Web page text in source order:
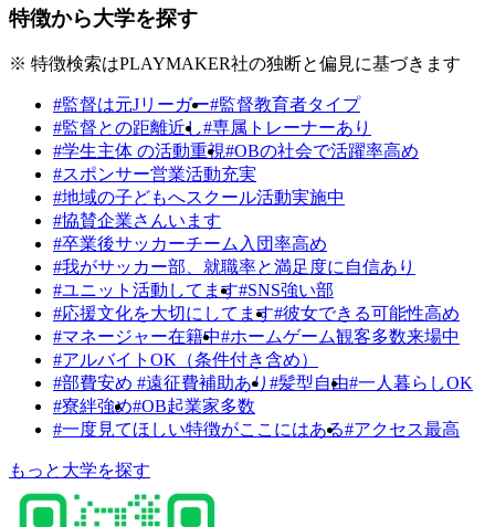
特徴から大学を探す
※ 特徴検索はPLAYMAKER社の独断と偏見に基づきます
#監督は元Jリーガー#監督教育者タイプ
#監督との距離近し#専属トレーナーあり
#学生主体 の活動重視#OBの社会で活躍率高め
#スポンサー営業活動充実
#地域の子どもへスクール活動実施中
#協賛企業さんいます
#卒業後サッカーチーム入団率高め
#我がサッカー部、就職率と満足度に自信あり
#ユニット活動してます#SNS強い部
#応援文化を大切にしてます#彼女できる可能性高め
#マネージャー在籍中#ホームゲーム観客多数来場中
#アルバイトOK（条件付き含め）
#部費安め #遠征費補助あり #髪型自由#一人暮らしOK
#寮絆強め#OB起業家多数
#一度見てほしい特徴がここにはある#アクセス最高
もっと大学を探す